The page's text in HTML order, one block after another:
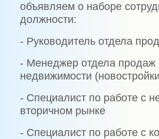
объявляем о наборе
должности:
- Руководитель отдела
- Менеджер отдела продаж
недвижимости
- Специалист по работе с
вторичном рынке
- Специалист по работе с